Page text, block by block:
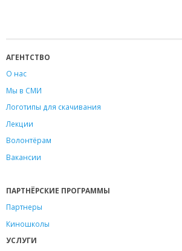
АГЕНТСТВО
О нас
Мы в СМИ
Логотипы для скачивания
Лекции
Волонтёрам
Вакансии
ПАРТНЁРСКИЕ ПРОГРАММЫ
Партнеры
Киношколы
УСЛУГИ